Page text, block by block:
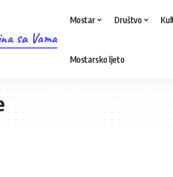
sa Vama
Mostar Društvo
Mostarsko ljeto